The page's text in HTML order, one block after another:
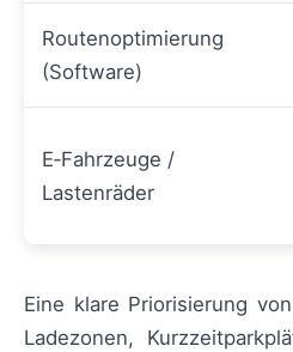
Routenoptimierung
(Software)
E‑Fahrzeuge /
Lastenräder
Eine klare Priorisierung von
Ladezonen,